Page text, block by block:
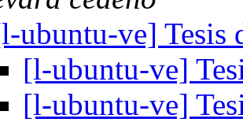
ubuntu-ve] Tesis
[l-ubuntu-ve]
[l-ubuntu-ve]